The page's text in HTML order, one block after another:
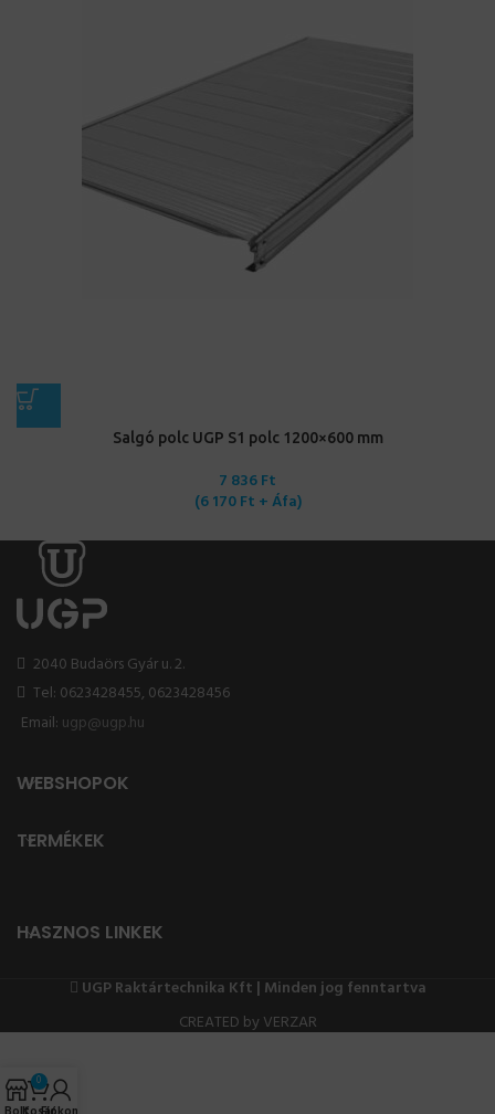
Salgó polc UGP S1 polc 1200×600 mm
7 836Ft
(6 170Ft + Áfa)
2040 Budaörs Gyár u. 2.
Tel: 0623428455, 0623428456
Email: ugp@ugp.hu
WEBSHOPOK
TERMÉKEK
HASZNOS LINKEK
UGP Raktártechnika Kft | Minden jog fenntartva
CREATED by VERZAR
0